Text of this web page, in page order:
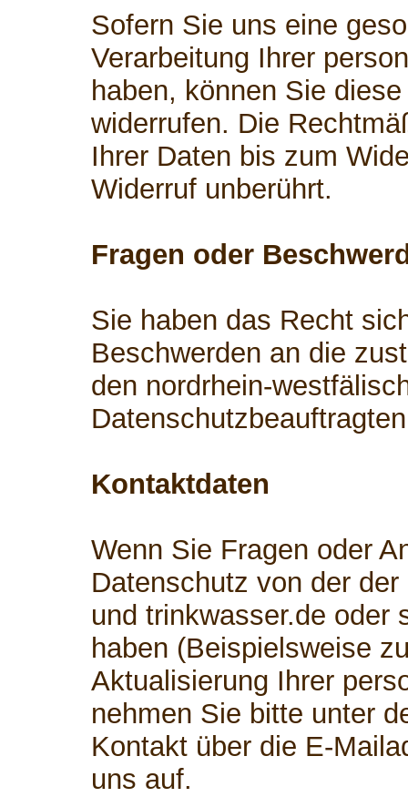
Sofern Sie uns eine
Verarbeitung Ihrer
haben, können Sie
widerrufen. Die
Ihrer Daten bis zum
Widerruf unberührt.
Fragen oder
Sie haben das Recht
Beschwerden an die
den nordrhein-
Kontaktdaten
Wenn Sie Fragen oder
Datenschutz von der
und trinkwasser.de oder
haben (Beispielsweise
Aktualisierung Ihrer
nehmen Sie bitte unter
Kontakt über die E-
uns auf.